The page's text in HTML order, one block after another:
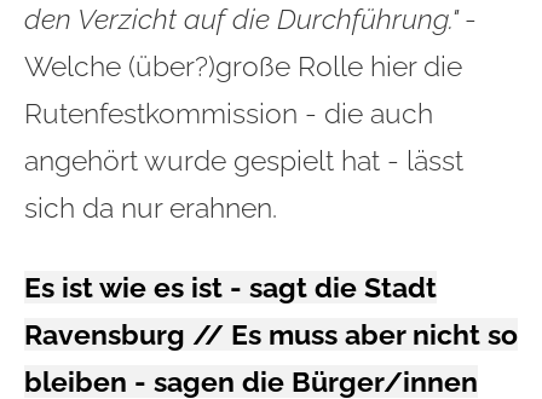
den Verzicht auf die Durchführung."-
Welche (über?)große Rolle hier die
Rutenfestkommission - die auch
angehört wurde gespielt hat - lässt
sich da nur erahnen.
Es ist wie es ist - sagt die Stadt
Ravensburg // Es muss aber nicht so
bleiben - sagen die Bürger/innen